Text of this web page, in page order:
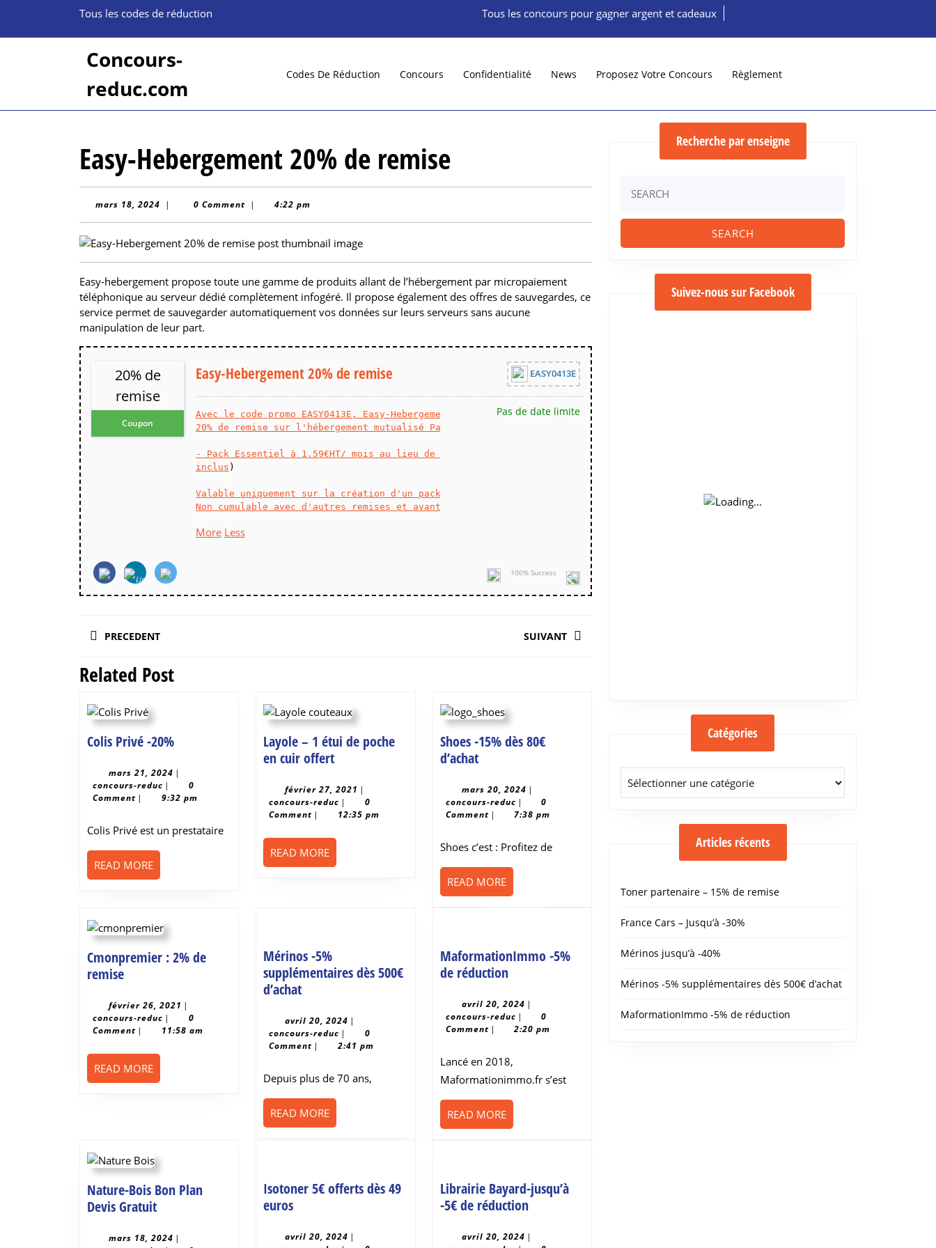
content
Tous les codes de réduction Tous les concours pour gagner argent et cadeaux
Concours-
reduc.com
Codes De Réduction Concours Confidentialité News Proposez Votre Concours Règlement
Easy-Hebergement 20% de remise
mars 18, 2024 mars
| 0 Comment | 4:22 pm
Easy-hebergement propose toute une gamme de produits allant de l’hébergement par micropaiement
téléphonique au serveur dédié complètement infogéré. Il propose également des offres de sauvegardes, ce
service permet de sauvegarder automatiquement vos données sur leurs serveurs sans aucune
manipulation de leur part.
20% de
remise
Coupon
Easy-Hebergement 20% de remise EASY0413E
Avec le code promo EASY0413E, Easy-Hebergement vous propose
20% de remise sur l'hébergement mutualisé Pack Essentiel
- Pack Essentiel à 1.59€HT/ mois au lieu de 1.99€ (nom de domaine
inclus )
Valable uniquement sur la création d'un pack Essentiel pour 12 mois -
Non cumulable avec d'autres remises et avantage
More Less
Pas de date limite
100% Success
de
l’article
PRECEDENT
Previous
SUIVANT
Related Post
Colis Privé -20%Colis
-20%
mars 21, 2024 mars
2024
|
concours-reduc concours-
reduc
|
0
Comment | 9:32 pm
Colis Privé est un prestataire
READ MOREREAD
MORE
Layole – 1 étui de poche
en cuir offertLayole
1
étui
de
poche
février 27, 2021 février
27,
2021
|
concours-reduc concours-
reduc
|
0
Comment | 12:35 pm
READ MOREREAD
MORE
Shoes -15% dès 80€
d’achatShoes
dès
80€
d’achat
mars 20, 2024mars
2024
|
concours-reducconcours-
reduc
|
0
Comment | 7:38 pm
Shoes c’est : Profitez de
READ MOREREAD
MORE
Cmonpremier : 2% de
remiseCmonpremier
2%
de
remise
février 26, 2021 février
26,
2021
|
concours-reduc concours-
reduc
|
0
Comment | 11:58 am
READ MOREREAD
MORE
Mérinos -5%
supplémentaires dès 500€
d’achatMérinos
supplémentaires
dès
500€
d’achat
avril 20, 2024 avril
2024
|
concours-reduc concours-
reduc
|
0
Comment | 2:41 pm
Depuis plus de 70 ans,
READ MOREREAD
MORE
MaformationImmo -5%
de réductionMaformationImmo
de
réduction
avril 20, 2024avril
2024
|
concours-reducconcours-
reduc
|
0
Comment | 2:20 pm
Lancé en 2018,
Maformationimmo.fr s’est
READ MOREREAD
MORE
Nature-Bois Bon Plan
Devis GratuitNature-
Bon
mars 18, 2024 mars
|
Isotoner 5€ offerts dès 49
eurosIsotoner
offerts
avril 20, 2024 avril
|
Librairie Bayard-jusqu’à
-5€ de réductionLibrairie
jusqu’à
avril 20, 2024avril
|
Recherche par enseigne
for:
Suivez-nous sur Facebook
Catégories
Articles récents
Toner partenaire – 15% de remise
France Cars – Jusqu’à -30%
Mérinos jusqu’à -40%
Mérinos -5% supplémentaires dès 500€ d’achat
MaformationImmo -5% de réduction